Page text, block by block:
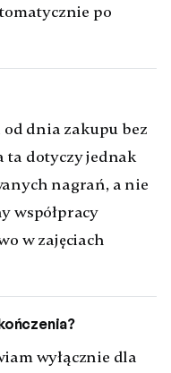
po
od dnia zakupu bez
ta dotyczy jednak
nagrań, a nie
współpracy
w zajęciach
wyłącznie dla